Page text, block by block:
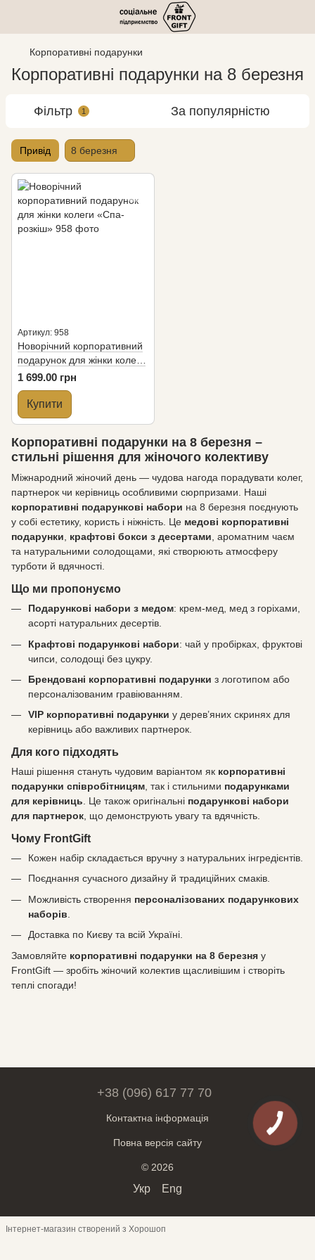
Корпоративні подарунки
Корпоративні подарунки на 8 березня
Фільтр 1 За популярністю
Привід 8 березня
Артикул: 958
Новорiчний корпоративний
подарунок для жінки колеги
«Спа-розкіш»
1 699.00 грн
Купити
Корпоративні подарунки на 8 березня –
стильні рішення для жіночого колективу
Міжнародний жіночий день — чудова нагода порадувати колег,
партнерок чи керівниць особливими сюрпризами. Наші
корпоративні подарункові набори на 8 березня поєднують
у собі естетику, користь і ніжність. Це медові корпоративні
подарунки, крафтові бокси з десертами, ароматним чаєм
та натуральними солодощами, які створюють атмосферу
турботи й вдячності.
Що ми пропонуємо
Подарункові набори з медом: крем-мед, мед з горіхами,
асорті натуральних десертів.
Крафтові подарункові набори: чай у пробірках, фруктові
чипси, солодощі без цукру.
Брендовані корпоративні подарунки з логотипом або
персоналізованим гравіюванням.
VIP корпоративні подарунки у дерев’яних скринях для
керівниць або важливих партнерок.
Для кого підходять
Наші рішення стануть чудовим варіантом як корпоративні
подарунки співробітницям , так і стильними подарунками
для керівниць . Це також оригінальні подарункові набори
для партнерок , що демонструють увагу та вдячність.
Чому FrontGift
Кожен набір складається вручну з натуральних інгредієнтів.
Поєднання сучасного дизайну й традиційних смаків.
Можливість створення персоналізованих подарункових
наборів
Доставка по Києву та всій Україні.
Замовляйте корпоративні подарунки на 8 березня у
FrontGift — зробіть жіночий колектив щасливішим і створіть
теплі спогади!
+38 (096) 617 77 70
Контактна інформація
Повна версія сайту
© 2026
Укр Eng
Інтернет-магазин створений з Хорошоп